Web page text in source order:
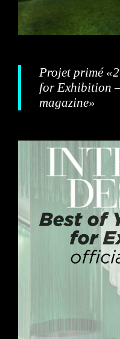
Projet primé
for Exhibition
magazine»